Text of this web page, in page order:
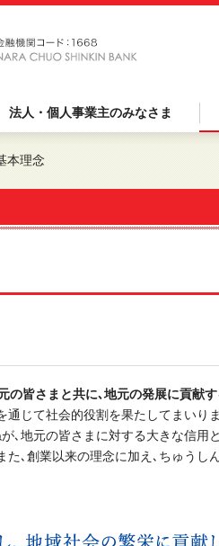
法人・個人事業主のみなさま
本理念
の皆さまと共に､地元の発展に貢献す
じて社会的役割を果たしてまいり
､地元の皆さまに対する大きな信用
た､創業以来の理念に加え､ちゅうし